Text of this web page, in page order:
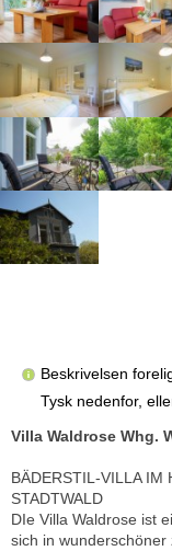
Beskrivelsen
Tysk nedenfor,
Villa Waldrose Whg.
BÄDERSTIL-VILLA IM
STADTWALD
DIe Villa Waldrose ist
sich in